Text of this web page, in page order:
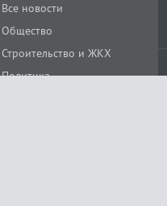
Все новости
Общество
Строительство и ЖКХ
Политика